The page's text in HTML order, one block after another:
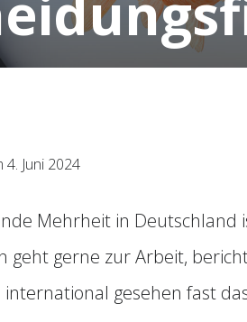
Juni 2024
Mehrheit in
geht gerne zur Arbeit,
gesehen fast